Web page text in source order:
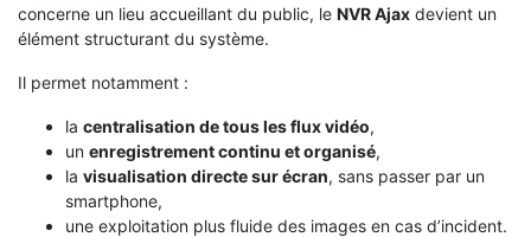
concerne un lieu accueillant du public, le NVR Ajax devient un
élément structurant du système.
Il permet notamment :
la centralisation de tous les flux vidéo,
un enregistrement continu et organisé,
la visualisation directe sur écran, sans passer par un
smartphone,
une exploitation plus fluide des images en cas d’incident.